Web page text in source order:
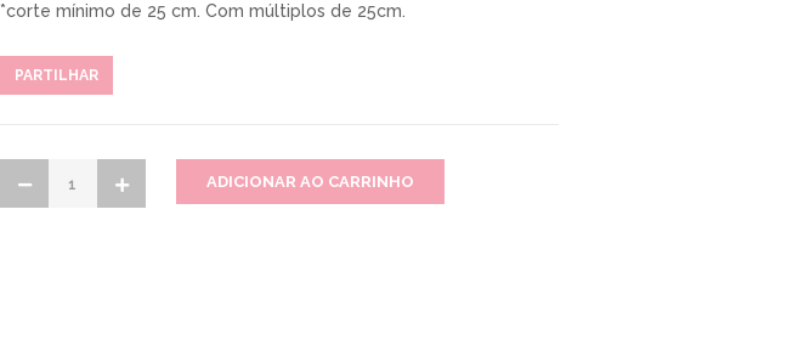
*corte mínimo de 25 cm. Com múltiplos de 25cm.
PARTILHAR